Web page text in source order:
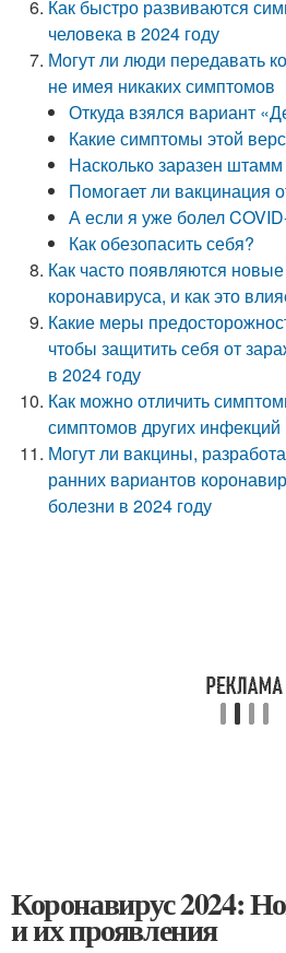
Как быстро развиваются
человека в 2024 году
Могут ли люди передавать
не имея никаких симптомов
Откуда взялся вариант
Какие симптомы этой
Насколько заразен
Помогает ли вакцинация
А если я уже болел
Как обезопасить себя?
Как часто появляются
коронавируса, и как это
Какие меры
чтобы защитить себя от
в 2024 году
Как можно отличить
симптомов других инфекций
Могут ли вакцины,
ранних вариантов
болезни в 2024 году
Коронавирус 2024:
и их проявления